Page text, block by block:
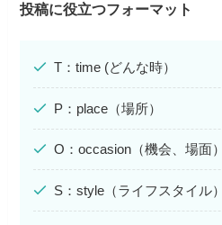
投稿に役立つフォーマット
T：time (どんな時）
P：place（場所）
O：occasion（機会、場面）
S：style（ライフスタイル）